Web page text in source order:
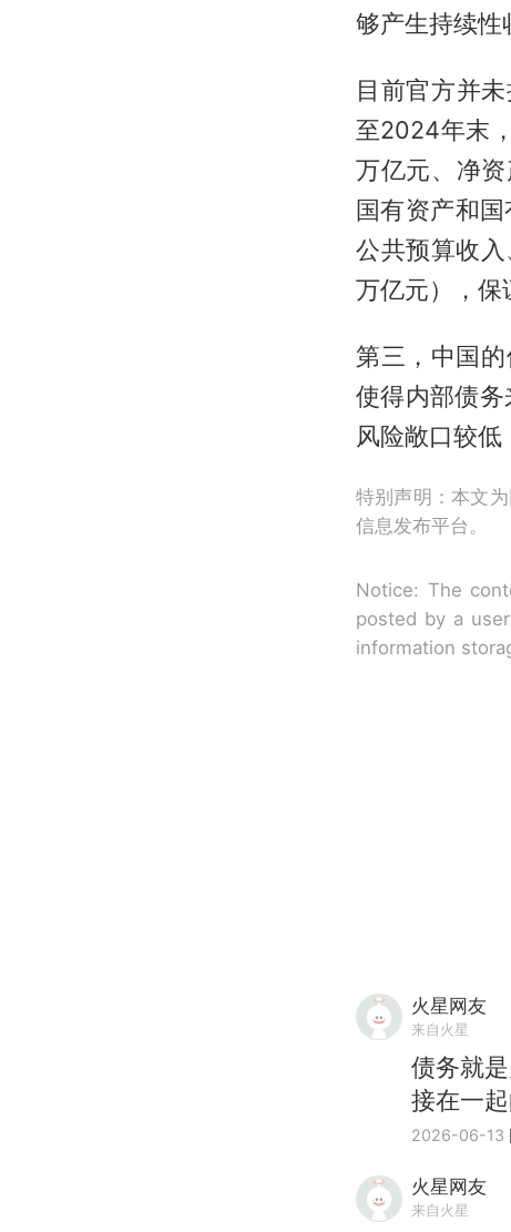
够产生持续性
目前官方并
至2024年末
万亿元、净
国有资产和
公共预算收
万亿元），保
第三，中国
使得内部债
风险敞口较低
特别声明：本文
信息发布平台。
Notice: The
posted by a
information
火星网友
来自火星
债务就
接在一
2026-06-13
火星网友
来自火星